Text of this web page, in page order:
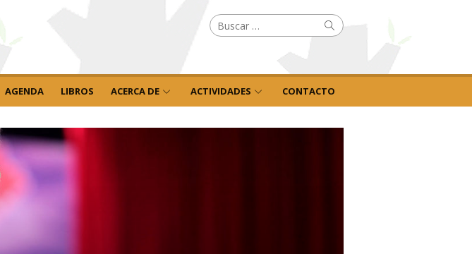
Buscar
por: Buscar
AGENDA LIBROS ACERCA DE ACTIVIDADES CONTACTO